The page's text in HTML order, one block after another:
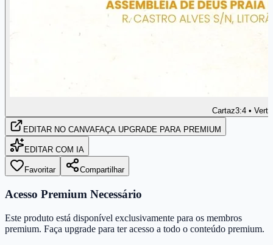
Cartaz3:4 •
EDITAR NO CANVAFAÇA UPGRADE PARA PREMIUM
EDITAR COM IA
Favoritar Compartilhar
Acesso Premium Necessário
Este produto está disponível exclusivamente para os membros
premium. Faça upgrade para ter acesso a todo o conteúdo premium.